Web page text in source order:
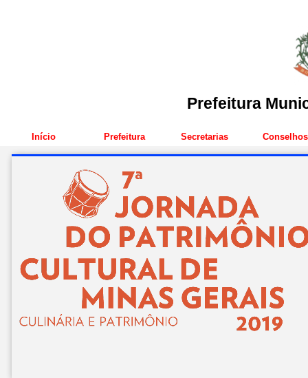
Prefeitura
Início Prefeitura Secretarias Conselhos